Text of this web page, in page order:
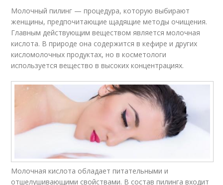
Молочный пилинг — процедура, которую выбирают
женщины, предпочитающие щадящие методы очищения.
Главным действующим веществом является молочная
кислота. В природе она содержится в кефире и других
кисломолочных продуктах, но в косметологи
используется вещество в высоких концентрациях.
Молочная кислота обладает питательными и
отшелушивающими свойствами. В состав пилинга входит